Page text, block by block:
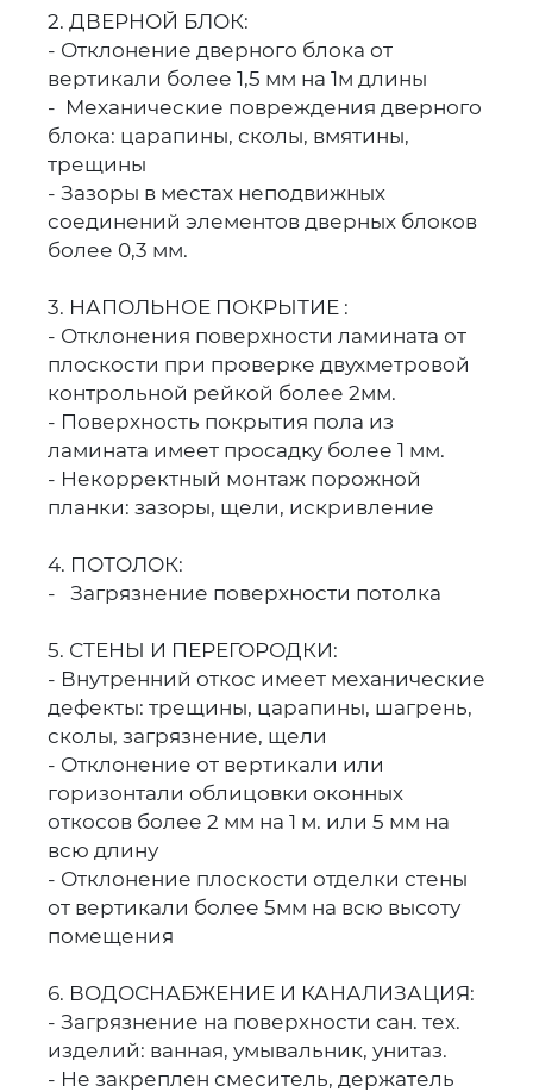
2. ДВЕРНОЙ БЛОК:
- Отклонение дверного блока от
вертикали более 1,5 мм на 1м длины
- Механические повреждения дверного
блока: царапины, сколы, вмятины,
трещины
- Зазоры в местах неподвижных
соединений элементов дверных блоков
более 0,3 мм.
3. НАПОЛЬНОЕ ПОКРЫТИЕ :
- Отклонения поверхности ламината от
плоскости при проверке двухметровой
контрольной рейкой более 2мм.
- Поверхность покрытия пола из
ламината имеет просадку более 1 мм.
- Некорректный монтаж порожной
планки: зазоры, щели, искривление
4. ПОТОЛОК:
- Загрязнение поверхности потолка
5. СТЕНЫ И ПЕРЕГОРОДКИ:
- Внутренний откос имеет механические
дефекты: трещины, царапины, шагрень,
сколы, загрязнение, щели
- Отклонение от вертикали или
горизонтали облицовки оконных
откосов более 2 мм на 1 м. или 5 мм на
всю длину
- Отклонение плоскости отделки стены
от вертикали более 5мм на всю высоту
помещения
6. ВОДОСНАБЖЕНИЕ И КАНАЛИЗАЦИЯ:
- Загрязнение на поверхности сан. тех.
изделий: ванная, умывальник, унитаз.
- Не закреплен смеситель, держатель